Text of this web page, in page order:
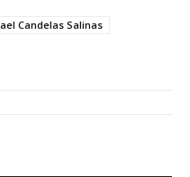
Candelas Salinas